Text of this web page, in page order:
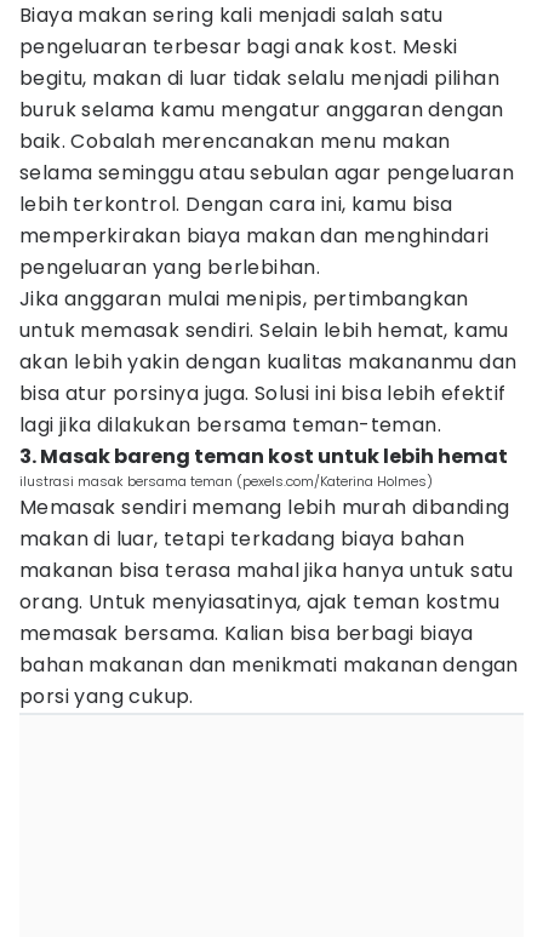
Biaya makan sering kali menjadi salah satu
pengeluaran terbesar bagi anak kost. Meski
begitu, makan di luar tidak selalu menjadi pilihan
buruk selama kamu mengatur anggaran dengan
baik. Cobalah merencanakan menu makan
selama seminggu atau sebulan agar pengeluaran
lebih terkontrol. Dengan cara ini, kamu bisa
memperkirakan biaya makan dan menghindari
pengeluaran yang berlebihan.
Jika anggaran mulai menipis, pertimbangkan
untuk memasak sendiri. Selain lebih hemat, kamu
akan lebih yakin dengan kualitas makananmu dan
bisa atur porsinya juga. Solusi ini bisa lebih efektif
lagi jika dilakukan bersama teman-teman.
3. Masak bareng teman kost untuk lebih hemat
ilustrasi masak bersama teman (pexels.com/Katerina Holmes)
Memasak sendiri memang lebih murah dibanding
makan di luar, tetapi terkadang biaya bahan
makanan bisa terasa mahal jika hanya untuk satu
orang. Untuk menyiasatinya, ajak teman kostmu
memasak bersama. Kalian bisa berbagi biaya
bahan makanan dan menikmati makanan dengan
porsi yang cukup.